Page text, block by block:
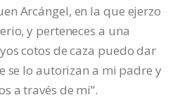
Arcángel, en la que ejerzo
y perteneces a una
cotos de caza puedo dar
se lo autorizan a mi padre y
a través de mí”.